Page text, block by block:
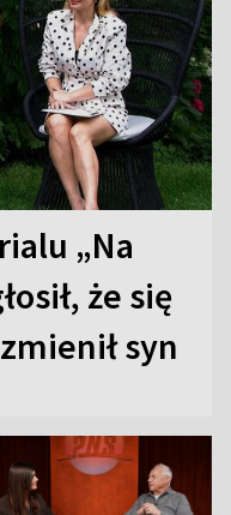
„Na
że się
syn